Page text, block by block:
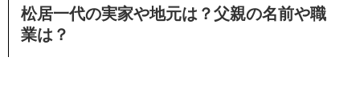
松居一代の実家や地元は？父親の名前や職
業は？